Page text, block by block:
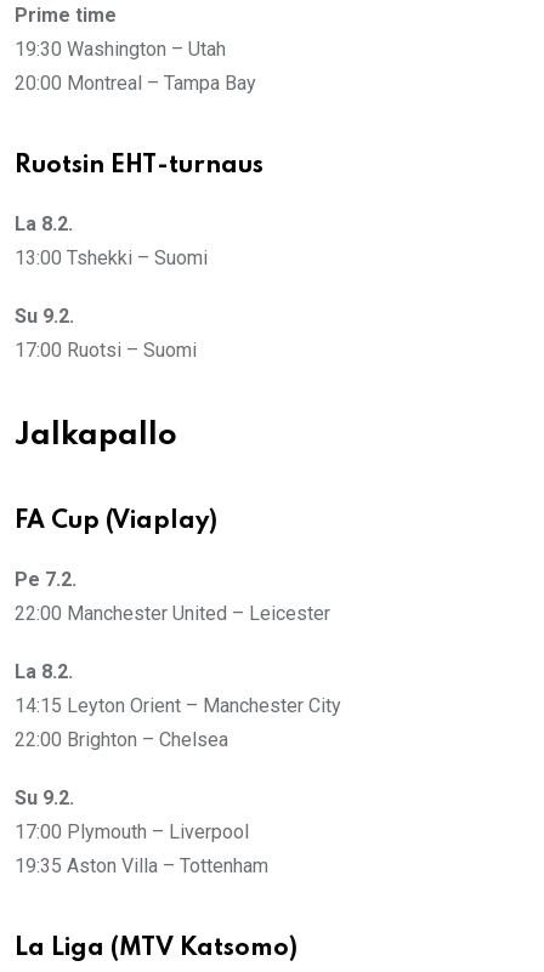
Prime time
19:30 Washington – Utah
20:00 Montreal – Tampa Bay
Ruotsin EHT-turnaus
La 8.2.
13:00 Tshekki – Suomi
Su 9.2.
17:00 Ruotsi – Suomi
Jalkapallo
FA Cup (Viaplay)
Pe 7.2.
22:00 Manchester United – Leicester
La 8.2.
14:15 Leyton Orient – Manchester City
22:00 Brighton – Chelsea
Su 9.2.
17:00 Plymouth – Liverpool
19:35 Aston Villa – Tottenham
La Liga (MTV Katsomo)